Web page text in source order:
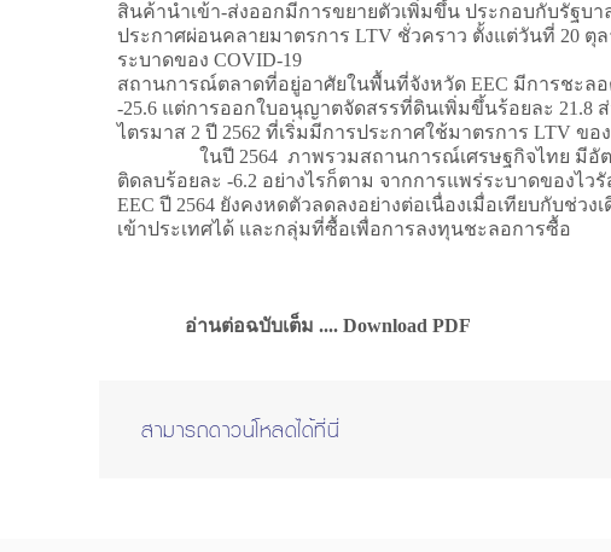
สินค้านำเข้า-ส่งออกมีการขยายตัวเพิ่มขึ้น ประกอบกับรัฐบ
ประกาศผ่อนคลายมาตรการ LTV ชั่วคราว ตั้งแต่วันที่ 20 ตุ
ระบาดของ COVID-19
สถานการณ์ตลาดที่อยู่อาศัยในพื้นที่จังหวัด EEC มีการชะล
-25.6 แต่การออกใบอนุญาตจัดสรรที่ดินเพิ่มขึ้นร้อยละ 21.8
ไตรมาส 2 ปี 2562 ที่เริ่มมีการประกาศใช้มาตรการ LTV ขอ
ในปี 2564 ภาพรวมสถานการณ์เศรษฐกิจไทย มีอัตราก
ติดลบร้อยละ -6.2 อย่างไรก็ตาม จากการแพร่ระบาดของไ
EEC ปี 2564 ยังคงหดตัวลดลงอย่างต่อเนื่องเมื่อเทียบกับช่
เข้าประเทศได้ และกลุ่มที่ซื้อเพื่อการลงทุนชะลอการซื้อ
อ่านต่อฉบับเต็ม .... Download PDF
สามารถดาวน์โหลดได้ที่นี่